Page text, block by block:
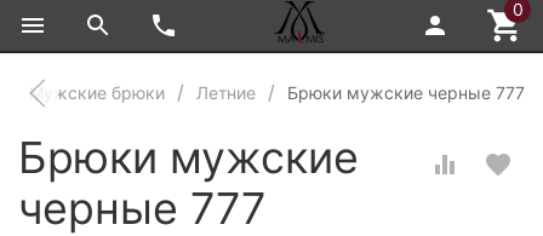
0
Мужские брюки Летние Брюки мужские черные 777
Брюки мужские
черные 777